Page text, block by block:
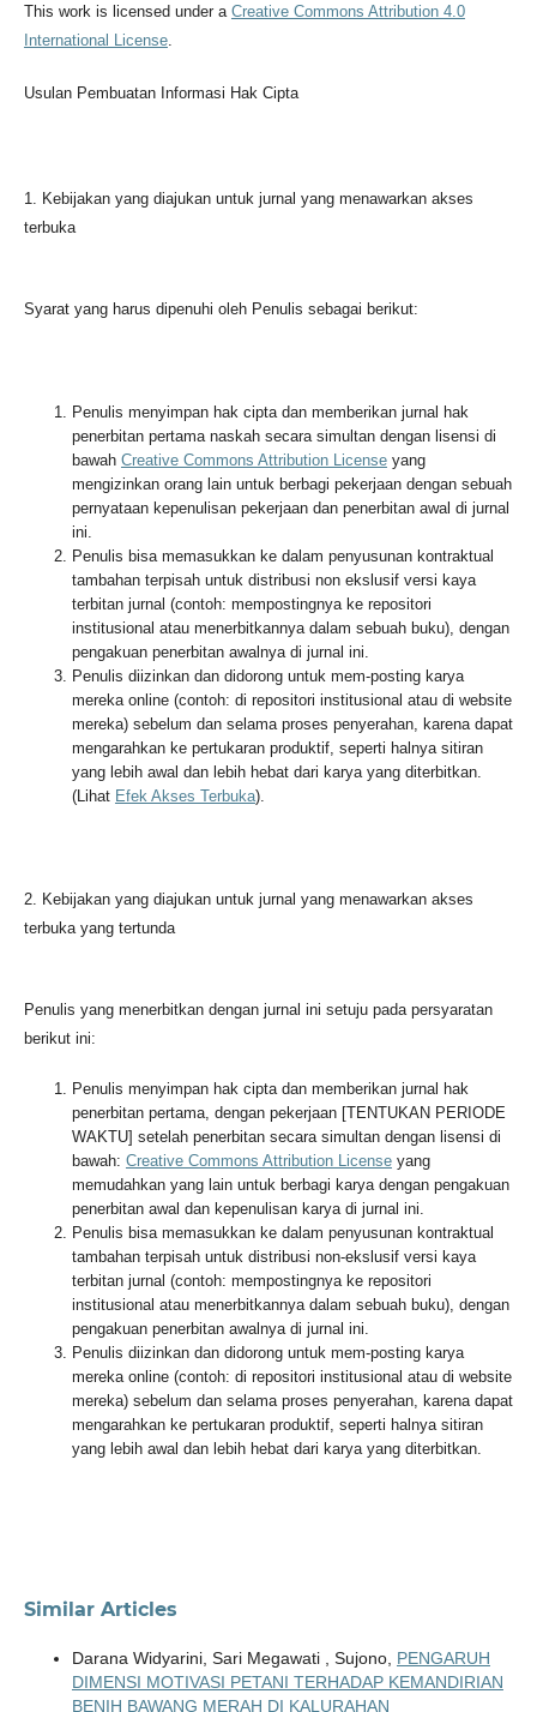
This work is licensed under a Creative Commons Attribution 4.0
International License.
Usulan Pembuatan Informasi Hak Cipta
1. Kebijakan yang diajukan untuk jurnal yang menawarkan akses
terbuka
Syarat yang harus dipenuhi oleh Penulis sebagai berikut:
Penulis menyimpan hak cipta dan memberikan jurnal hak
penerbitan pertama naskah secara simultan dengan lisensi di
bawah Creative Commons Attribution Licenseyang
mengizinkan orang lain untuk berbagi pekerjaan dengan sebuah
pernyataan kepenulisan pekerjaan dan penerbitan awal di jurnal
ini.
Penulis bisa memasukkan ke dalam penyusunan kontraktual
tambahan terpisah untuk distribusi non ekslusif versi kaya
terbitan jurnal (contoh: mempostingnya ke repositori
institusional atau menerbitkannya dalam sebuah buku), dengan
pengakuan penerbitan awalnya di jurnal ini.
Penulis diizinkan dan didorong untuk mem-posting karya
mereka online (contoh: di repositori institusional atau di website
mereka) sebelum dan selama proses penyerahan, karena dapat
mengarahkan ke pertukaran produktif, seperti halnya sitiran
yang lebih awal dan lebih hebat dari karya yang diterbitkan.
(Lihat Efek Akses Terbuka).
2. Kebijakan yang diajukan untuk jurnal yang menawarkan akses
terbuka yang tertunda
Penulis yang menerbitkan dengan jurnal ini setuju pada persyaratan
berikut ini:
Penulis menyimpan hak cipta dan memberikan jurnal hak
penerbitan pertama, dengan pekerjaan [TENTUKAN PERIODE
WAKTU] setelah penerbitan secara simultan dengan lisensi di
bawah: Creative Commons Attribution Licenseyang
memudahkan yang lain untuk berbagi karya dengan pengakuan
penerbitan awal dan kepenulisan karya di jurnal ini.
Penulis bisa memasukkan ke dalam penyusunan kontraktual
tambahan terpisah untuk distribusi non-ekslusif versi kaya
terbitan jurnal (contoh: mempostingnya ke repositori
institusional atau menerbitkannya dalam sebuah buku), dengan
pengakuan penerbitan awalnya di jurnal ini.
Penulis diizinkan dan didorong untuk mem-posting karya
mereka online (contoh: di repositori institusional atau di website
mereka) sebelum dan selama proses penyerahan, karena dapat
mengarahkan ke pertukaran produktif, seperti halnya sitiran
yang lebih awal dan lebih hebat dari karya yang diterbitkan.
Similar Articles
Darana Widyarini, Sari Megawati , Sujono, PENGARUH
DIMENSI MOTIVASI PETANI TERHADAP KEMANDIRIAN
BENIH BAWANG MERAH DI KALURAHAN